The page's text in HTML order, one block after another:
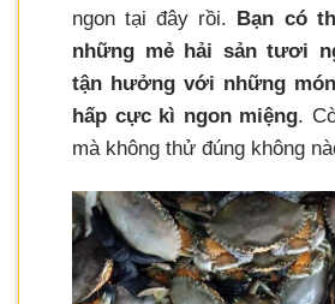
ngon tại đây rồi. Bạn có
những mẻ hải sản tươi
tận hưởng với những
hấp cực kì ngon miệng.
mà không thử đúng không